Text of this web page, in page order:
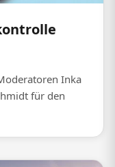
Inka
für den